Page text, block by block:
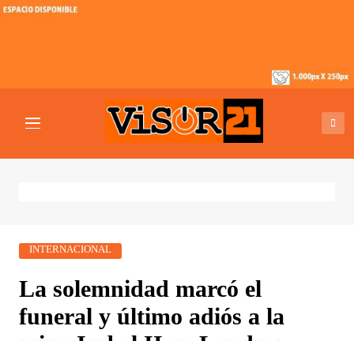
Saltar
VISOR21
Periodismo Y Libertad
INTERNACIONAL
La solemnidad marcó el
funeral y último adiós a la